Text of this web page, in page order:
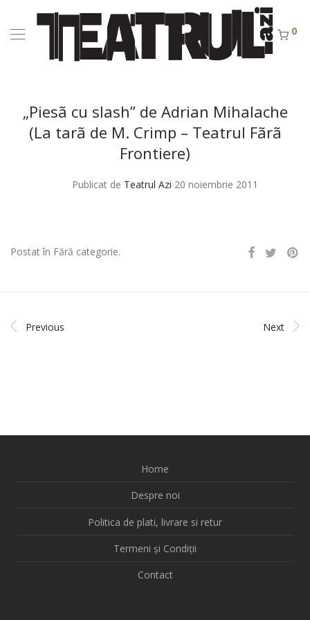
0
„Piesã cu slash” de Adrian Mihalache
(La tarã de M. Crimp – Teatrul Fãrã
Frontiere)
Publicat de Teatrul Azi 20 noiembrie 2011
Postat în Fără categorie.
Previous Next
Home
Despre noi
Politica de plati, livrare si retur
Termeni și Condiții
Contact